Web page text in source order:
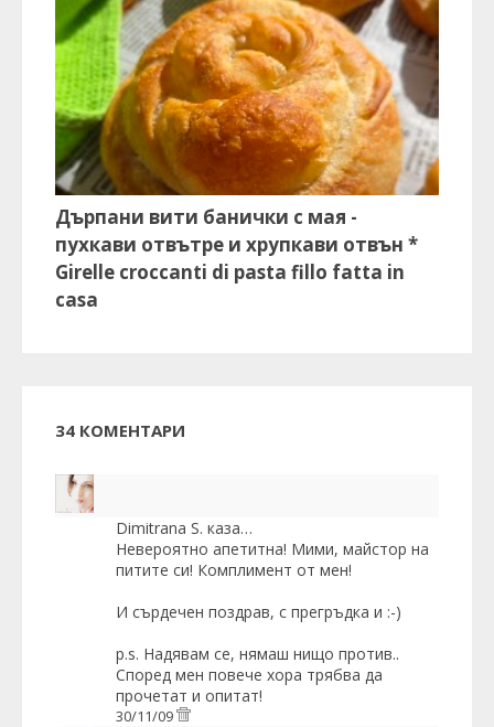
Дърпани вити банички с мая -
пухкави отвътре и хрупкави отвън *
Girelle croccanti di pasta fillo fatta in
casa
34 КОМЕНТАРИ
Dimitrana S. каза…
Невероятно апетитна! Мими, майстор на
питите си! Комплимент от мен!
И сърдечен поздрав, с прегръдка и :-)
p.s. Надявам се, нямаш нищо против..
Според мен повече хора трябва да
прочетат и опитат!
30/11/09